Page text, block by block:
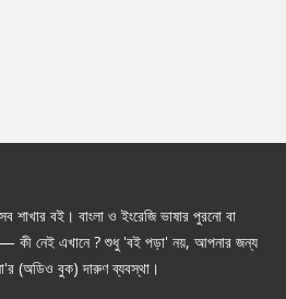
শাখার বই। বাংলা ও ইংরেজি ভাষার পুরনো বা
কী নেই এখানে ? শুধু 'বই পড়া' নয়, আপনার জন্য
(অডিও বুক) দারুণ ব্যবস্থা।